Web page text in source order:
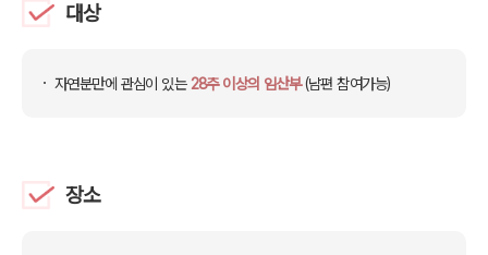
대상
자연분만에 관심이 있는 28주 이상의 임산부 (남편 참여가능)
장소